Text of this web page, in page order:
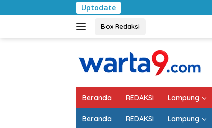
ke
Uptodate
Box Redaksi
Beranda REDAKSI Lampung
Beranda REDAKSI Lampung